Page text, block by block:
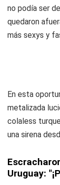
no podía ser
quedaron
más sexys y
En esta
metalizada
colaless
una sirena
Uruguay: